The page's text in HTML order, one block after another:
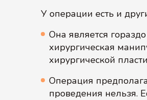
У операции есть и
Она является
хирургическая
хирургической
Операция
проведения нельзя.